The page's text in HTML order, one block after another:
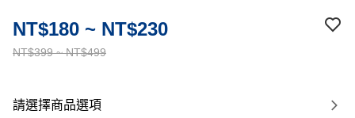
NT$399 ~ NT$499
NT$180 ~ NT$230
請選擇商品選項